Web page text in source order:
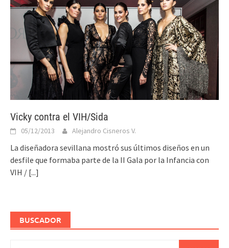
Vicky contra el VIH/Sida
05/12/2013 Alejandro Cisneros V.
La diseñadora sevillana mostró sus últimos diseños en un
desfile que formaba parte de la II Gala por la Infancia con
VIH / [...]
BUSCADOR